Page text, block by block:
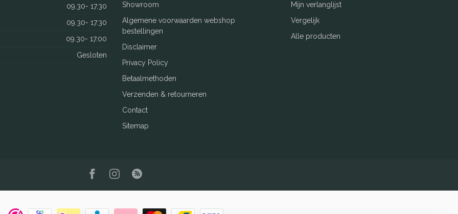
09.30- 17.30
09.30- 17.30
09.30- 17.00
Gesloten
Showroom
Algemene voorwaarden webshop
bestellingen
Disclaimer
Privacy Policy
Betaalmethoden
Verzenden & retourneren
Contact
Sitemap
Mijn verlanglijst
Vergelijk
Alle producten